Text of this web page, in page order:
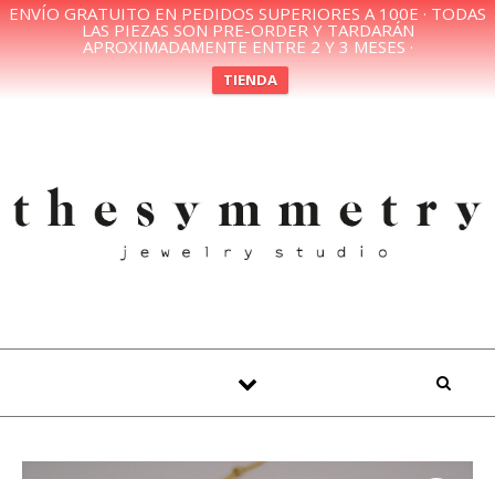
ENVÍO GRATUITO EN PEDIDOS SUPERIORES A 100E · TODAS
LAS PIEZAS SON PRE-ORDER Y TARDARÁN
APROXIMADAMENTE ENTRE 2 Y 3 MESES ·
TIENDA